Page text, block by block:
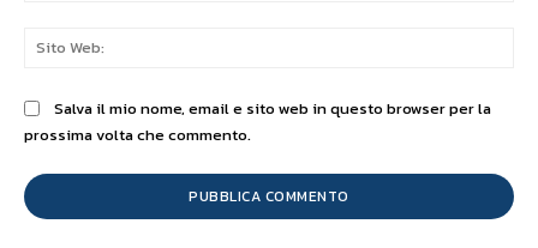
Salva il mio nome, email e sito web in questo browser per la
prossima volta che commento.